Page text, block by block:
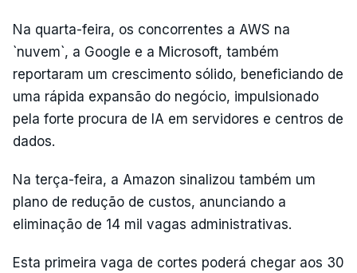
Na quarta-feira, os concorrentes a AWS na
`nuvem`, a Google e a Microsoft, também
reportaram um crescimento sólido, beneficiando de
uma rápida expansão do negócio, impulsionado
pela forte procura de IA em servidores e centros de
dados.
Na terça-feira, a Amazon sinalizou também um
plano de redução de custos, anunciando a
eliminação de 14 mil vagas administrativas.
Esta primeira vaga de cortes poderá chegar aos 30